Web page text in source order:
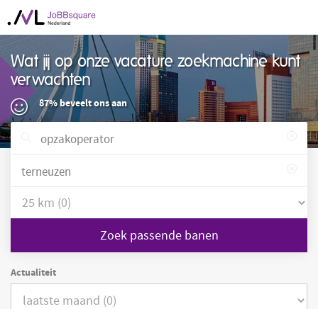
Wat jij op onze vacature zoekmachine kunt
verwachten
87% beveelt ons aan
Zoek passende banen
Actualiteit